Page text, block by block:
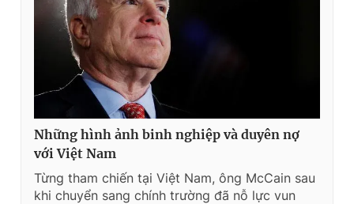
Những hình ảnh binh nghiệp và duyên nợ
với Việt Nam
Từng tham chiến tại Việt Nam, ông McCain sau
khi chuyển sang chính trường đã nỗ lực vun